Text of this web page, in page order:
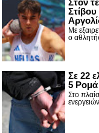
Στον
Με
ο
Σε 22
5 Ρομά
Στο